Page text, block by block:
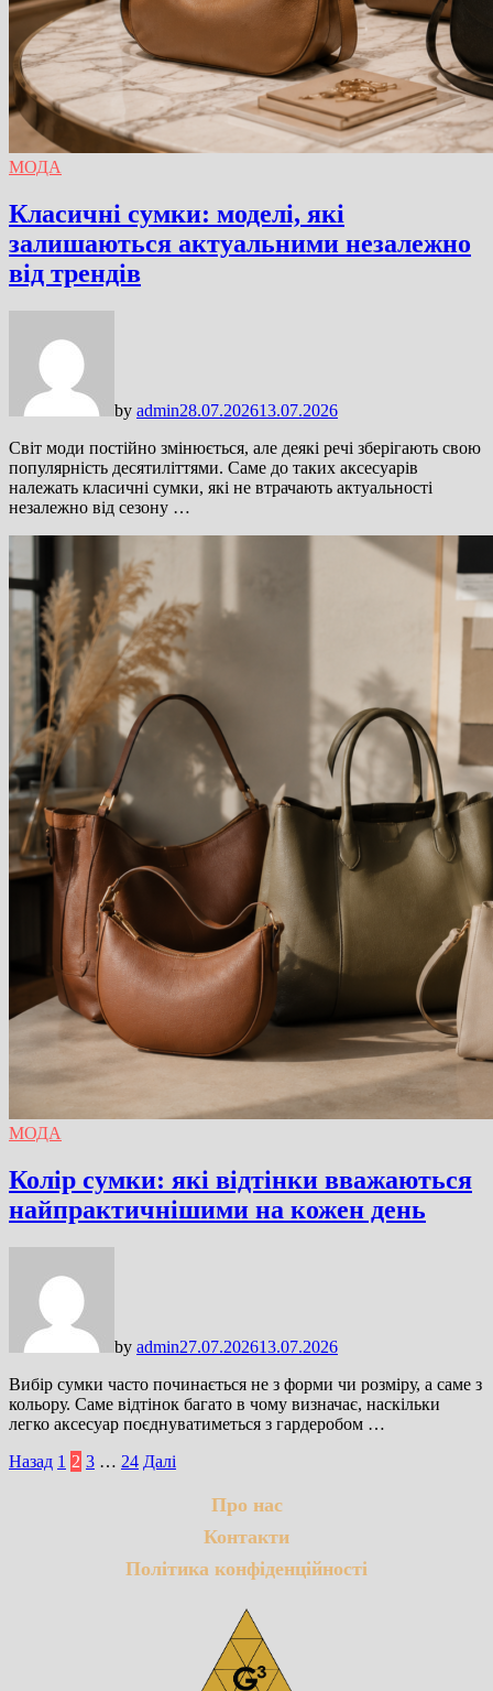
МОДА
Класичні сумки: моделі, які
залишаються актуальними незалежно
від трендів
by admin28.07.202613.07.2026
Світ моди постійно змінюється, але деякі речі зберігають свою
популярність десятиліттями. Саме до таких аксесуарів
належать класичні сумки, які не втрачають актуальності
незалежно від сезону …
МОДА
Колір сумки: які відтінки вважаються
найпрактичнішими на кожен день
by admin27.07.202613.07.2026
Вибір сумки часто починається не з форми чи розміру, а саме з
кольору. Саме відтінок багато в чому визначає, наскільки
легко аксесуар поєднуватиметься з гардеробом …
Пагінація
Назад 1 2 3 … 24 Далі
Про нас
Контакти
Політика конфіденційності